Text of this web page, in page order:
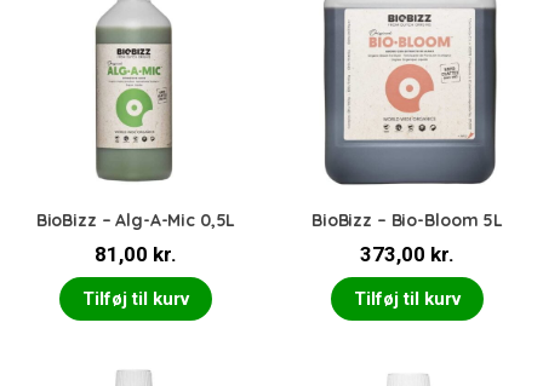
BioBizz – Alg-A-Mic 0,5L
81,00 kr.
Tilføj til kurv
BioBizz – Bio-Bloom 5L
373,00 kr.
Tilføj til kurv